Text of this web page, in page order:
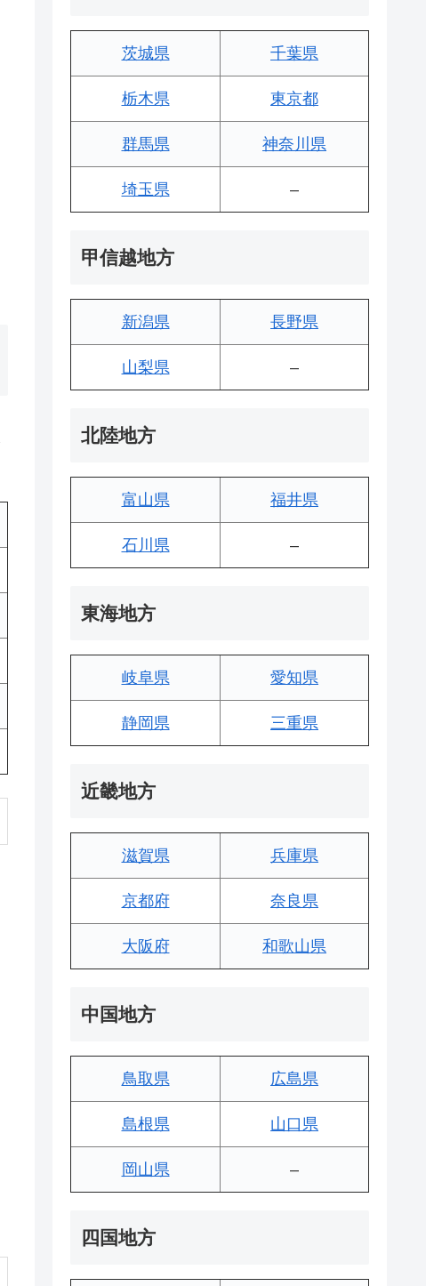
茨城県 千葉県
栃木県 東京都
群馬県 神奈川県
埼玉県 –
甲信越地方
新潟県 長野県
山梨県 –
北陸地方
富山県 福井県
石川県 –
東海地方
岐阜県 愛知県
静岡県 三重県
近畿地方
滋賀県 兵庫県
京都府 奈良県
大阪府 和歌山県
中国地方
鳥取県 広島県
島根県 山口県
岡山県 –
四国地方